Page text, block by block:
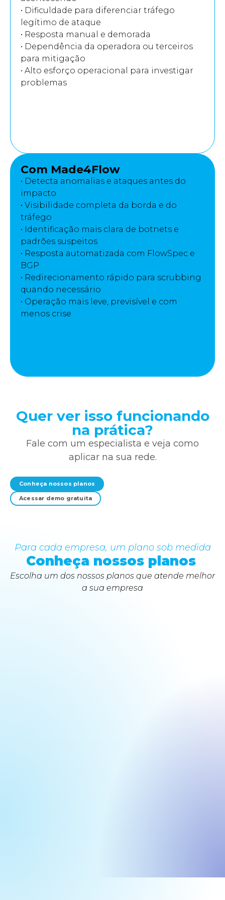
• Dificuldade para diferenciar tráfego
legítimo de ataque
• Resposta manual e demorada
• Dependência da operadora ou terceiros
para mitigação
• Alto esforço operacional para investigar
problemas
Com Made4Flow
• Detecta anomalias e ataques antes do
impacto
• Visibilidade completa da borda e do
tráfego
• Identificação mais clara de botnets e
padrões suspeitos
• Resposta automatizada com FlowSpec e
BGP
• Redirecionamento rápido para scrubbing
quando necessário
• Operação mais leve, previsível e com
menos crise
Quer ver isso funcionando
na prática?
Fale com um especialista e veja como
aplicar na sua rede.
Conheça nossos planos
Acessar demo gratuita
Para cada empresa, um plano sob medida
Conheça nossos planos
Escolha um dos nossos planos que atende melhor
a sua empresa